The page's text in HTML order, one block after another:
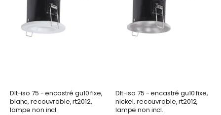
Dlt-iso 75 - encastré gu10 fixe,
blanc, recouvrable, rt2012,
lampe non incl.
Dlt-iso 75 - encastré gu10 fixe,
nickel, recouvrable, rt2012,
lampe non incl.